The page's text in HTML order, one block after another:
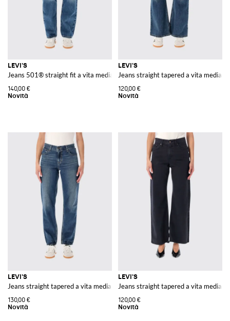
LEVI'S
Jeans 501® straight fit a vita media in denim di cotone
140,00 €
LEVI'S
Jeans straight tapered a vita media
120,00 €
LEVI'S
Jeans straight tapered a vita media in denim stretch
130,00 €
LEVI'S
Jeans straight tapered a vita media
120,00 €